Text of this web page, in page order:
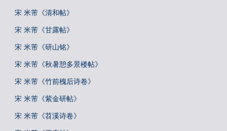
宋 米芾《清和帖》
宋 米芾《甘露帖》
宋 米芾《研山铭》
宋 米芾《秋暑憩多景楼帖》
宋 米芾《竹前槐后诗卷》
宋 米芾《紫金研帖》
宋 米芾《苕溪诗卷》